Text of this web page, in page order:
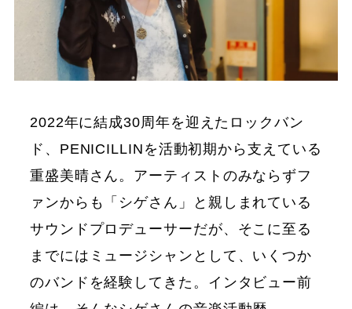
2022年に結成30周年を迎えたロックバン
ド、PENICILLINを活動初期から支えている
重盛美晴さん。アーティストのみならずフ
ァンからも「シゲさん」と親しまれている
サウンドプロデューサーだが、そこに至る
までにはミュージシャンとして、いくつか
のバンドを経験してきた。インタビュー前